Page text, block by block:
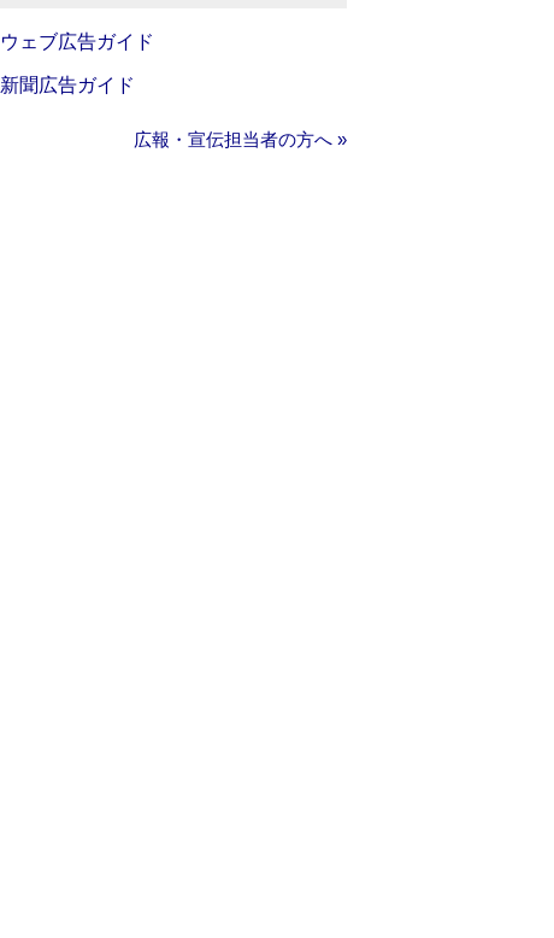
ウェブ広告ガイド
新聞広告ガイド
広報・宣伝担当者の方へ »